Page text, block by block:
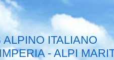
ALPINO ITALIANO
- ALPI